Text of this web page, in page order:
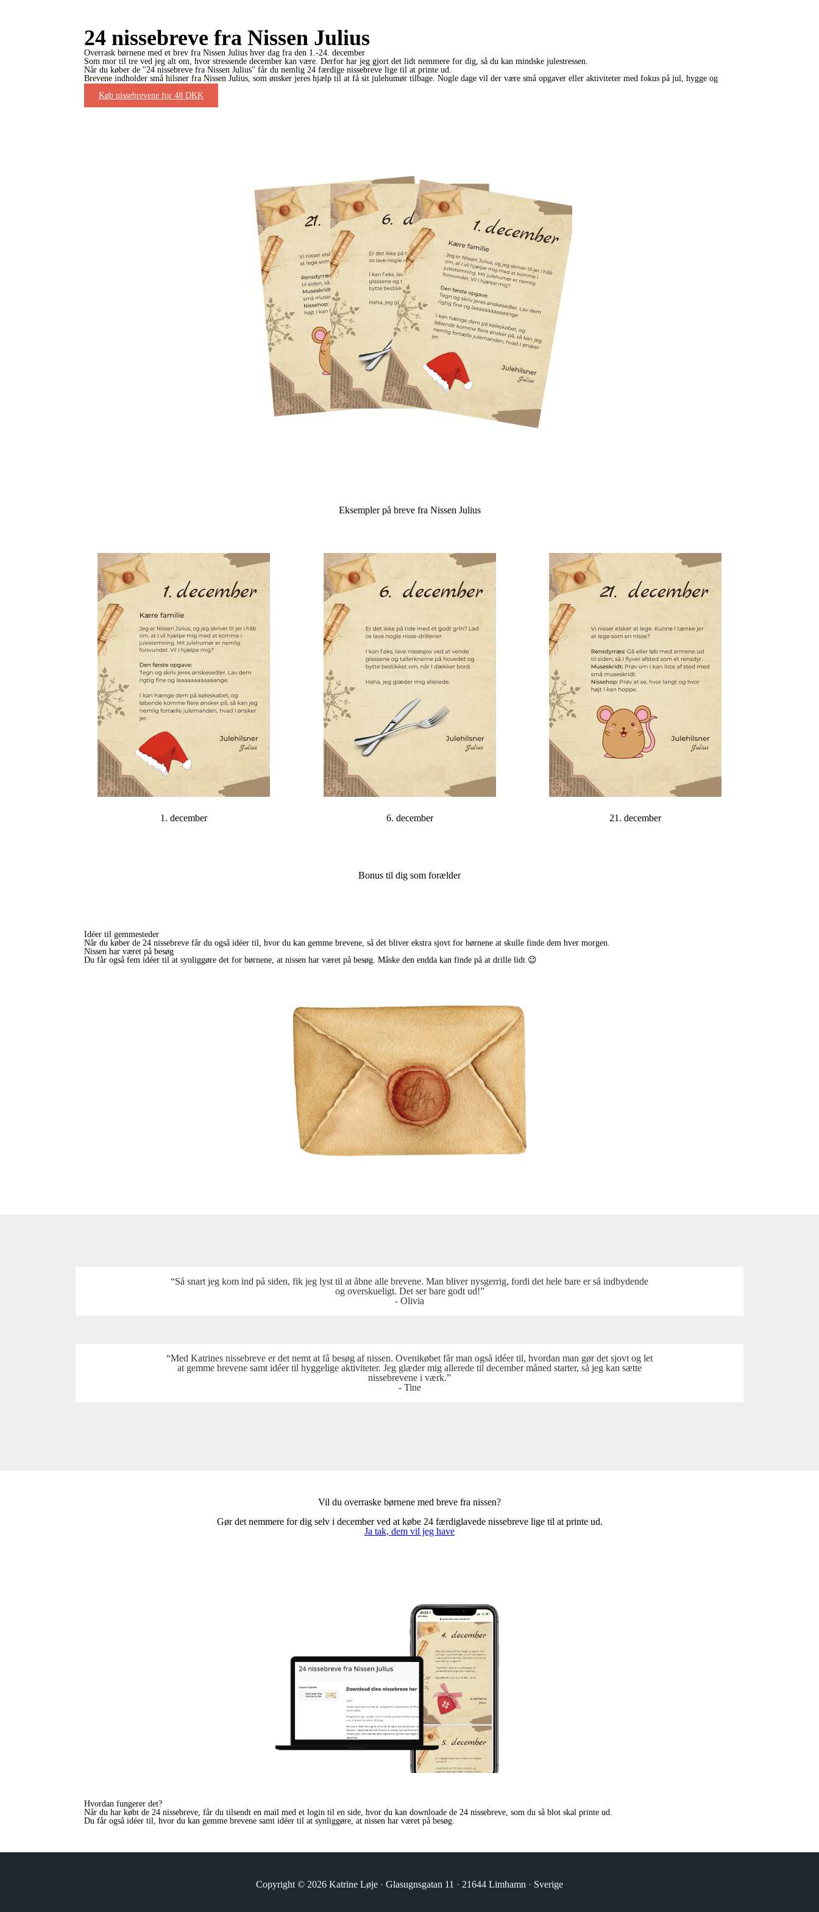
24 nissebreve fra Nissen Julius
Overrask børnene med et brev fra Nissen Julius hver dag fra den 1.-24. december
Som mor til tre ved jeg alt om, hvor stressende december kan være. Derfor har jeg gjort det lidt nemmere for dig, så du kan mindske julestressen.
Når du køber de "24 nissebreve fra Nissen Julius" får du nemlig 24 færdige nissebreve lige til at printe ud.
Brevene indholder små hilsner fra Nissen Julius, som ønsker jeres hjælp til at få sit julehumør tilbage. Nogle dage vil der være små opgaver eller aktiviteter med fokus på jul, hygge og
Køb nissebrevene for 48 DKK
Eksempler på breve fra Nissen Julius
1. december 6. december 21. december
Bonus til dig som forælder
Idéer til gemmesteder
Når du køber de 24 nissebreve får du også idéer til, hvor du kan gemme brevene, så det bliver ekstra sjovt for børnene at skulle finde dem hver morgen.
Nissen har været på besøg
Du får også fem idéer til at synliggøre det for børnene, at nissen har været på besøg. Måske den endda kan finde på at drille lidt 😉
“Så snart jeg kom ind på siden, fik jeg lyst til at åbne alle brevene. Man bliver nysgerrig, fordi det hele bare er så indbydende
og overskueligt. Det ser bare godt ud!”
- Olivia
“Med Katrines nissebreve er det nemt at få besøg af nissen. Ovenikøbet får man også idéer til, hvordan man gør det sjovt og let
at gemme brevene samt idéer til hyggelige aktiviteter. Jeg glæder mig allerede til december måned starter, så jeg kan sætte
nissebrevene i værk.”
- Tine
Vil du overraske børnene med breve fra nissen?
Gør det nemmere for dig selv i december ved at købe 24 færdiglavede nissebreve lige til at printe ud.
Ja tak, dem vil jeg have
Hvordan fungerer det?
Når du har købt de 24 nissebreve, får du tilsendt en mail med et login til en side, hvor du kan downloade de 24 nissebreve, som du så blot skal printe ud.
Du får også idéer til, hvor du kan gemme brevene samt idéer til at synliggøre, at nissen har været på besøg.
Copyright © 2026 Katrine Løje · Glasugnsgatan 11 · 21644 Limhamn · Sverige